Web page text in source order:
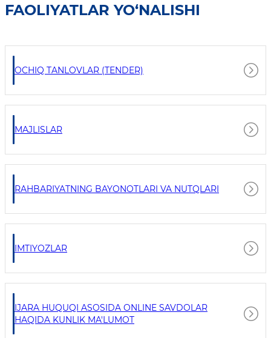
FAOLIYATLAR YO‘NALISHI
OCHIQ TANLOVLAR (TENDER)
MAJLISLAR
RAHBARIYATNING BAYONOTLARI VA NUTQLARI
IMTIYOZLAR
IJARA HUQUQI ASOSIDA ONLINE SAVDOLAR
HAQIDA KUNLIK MA'LUMOT